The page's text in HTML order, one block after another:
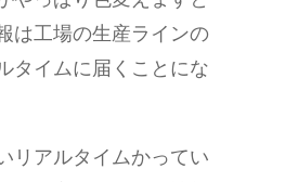
は工場の生産ラインの
タイムに届くことにな
リアルタイムかってい